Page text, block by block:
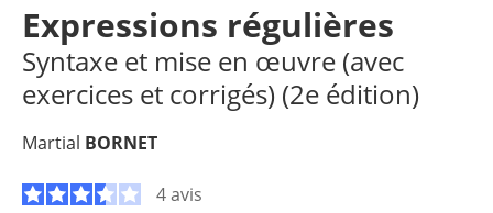
Expressions régulières
Syntaxe et mise en œuvre (avec
exercices et corrigés) (2e édition)
Martial BORNET
4 avis